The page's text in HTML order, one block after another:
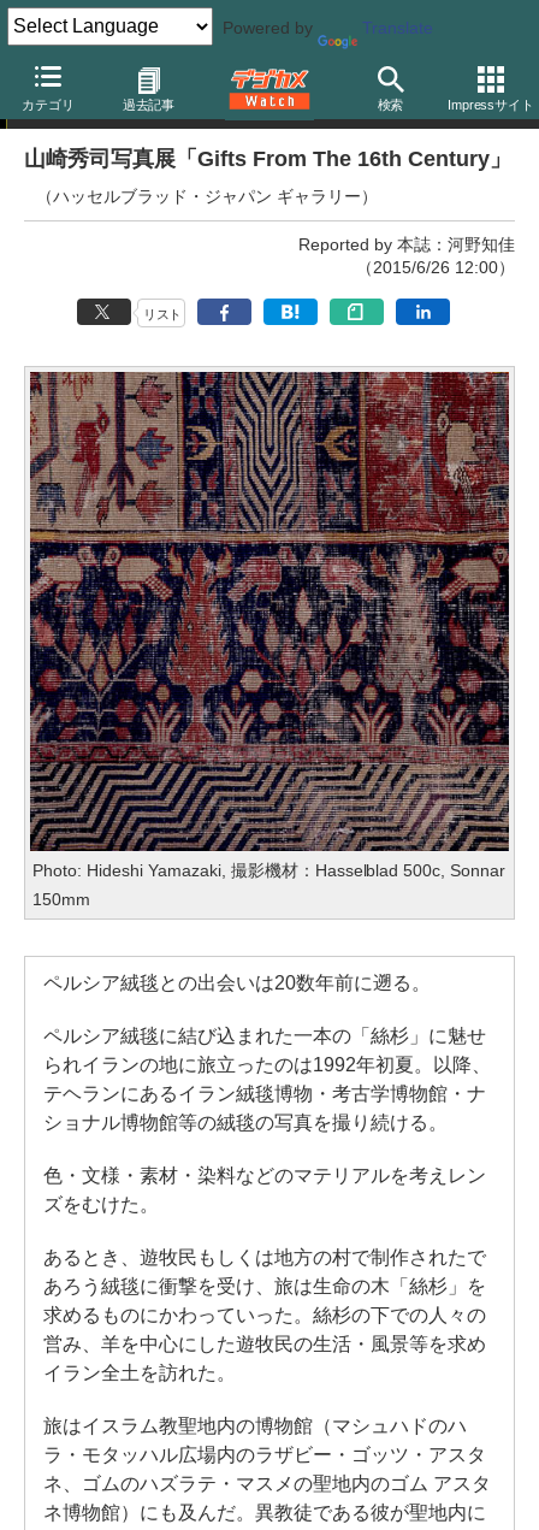
Powered by Translate
カテゴリ 過去記事 検索 Impressサイト
写真展
山崎秀司写真展「Gifts From The 16th Century」
（ハッセルブラッド・ジャパン ギャラリー）
Reported by 本誌：河野知佳
（2015/6/26 12:00）
リスト
Photo: Hideshi Yamazaki, 撮影機材：Hasselblad 500c, Sonnar
150mm
ペルシア絨毯との出会いは20数年前に遡る。
ペルシア絨毯に結び込まれた一本の「絲杉」に魅せ
られイランの地に旅立ったのは1992年初夏。以降、
テヘランにあるイラン絨毯博物・考古学博物館・ナ
ショナル博物館等の絨毯の写真を撮り続ける。
色・文様・素材・染料などのマテリアルを考えレン
ズをむけた。
あるとき、遊牧民もしくは地方の村で制作されたで
あろう絨毯に衝撃を受け、旅は生命の木「絲杉」を
求めるものにかわっていった。絲杉の下での人々の
営み、羊を中心にした遊牧民の生活・風景等を求め
イラン全土を訪れた。
旅はイスラム教聖地内の博物館（マシュハドのハ
ラ・モタッハル広場内のラザビー・ゴッツ・アスタ
ネ、ゴムのハズラテ・マスメの聖地内のゴム アスタ
ネ博物館）にも及んだ。異教徒である彼が聖地内に